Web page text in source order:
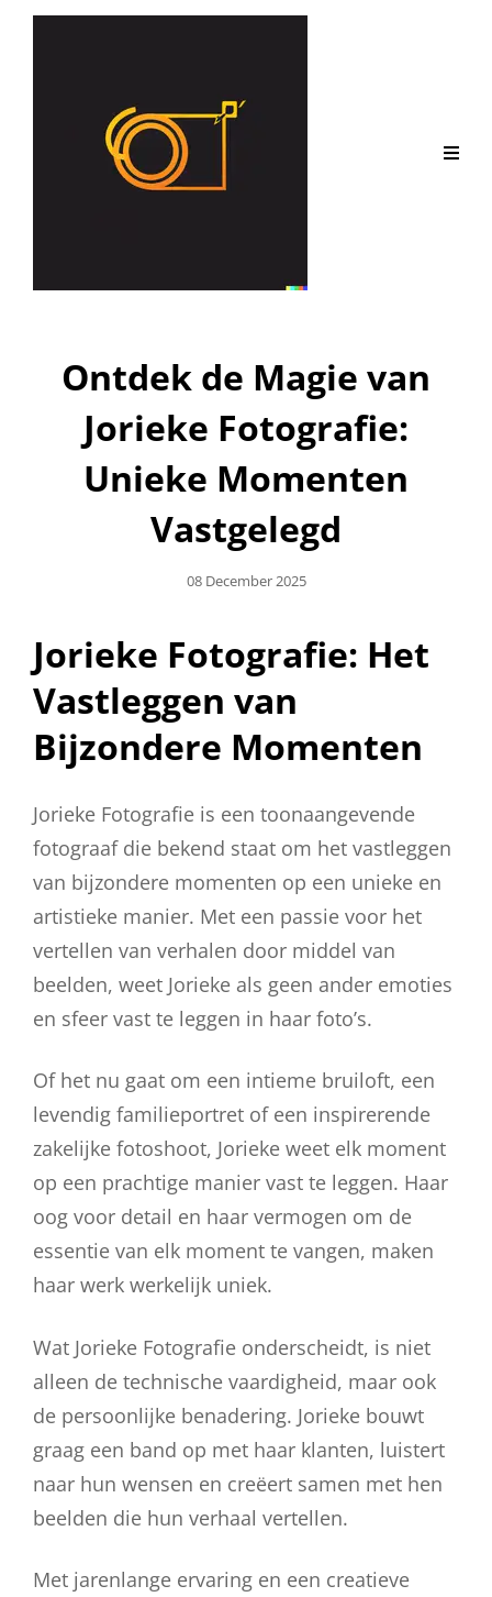
Ontdek de Magie van
Jorieke Fotografie:
Unieke Momenten
Vastgelegd
Geplaatst
08 December 2025
Jorieke Fotografie: Het
Vastleggen van
Bijzondere Momenten
Jorieke Fotografie is een toonaangevende
fotograaf die bekend staat om het vastleggen
van bijzondere momenten op een unieke en
artistieke manier. Met een passie voor het
vertellen van verhalen door middel van
beelden, weet Jorieke als geen ander emoties
en sfeer vast te leggen in haar foto’s.
Of het nu gaat om een intieme bruiloft, een
levendig familieportret of een inspirerende
zakelijke fotoshoot, Jorieke weet elk moment
op een prachtige manier vast te leggen. Haar
oog voor detail en haar vermogen om de
essentie van elk moment te vangen, maken
haar werk werkelijk uniek.
Wat Jorieke Fotografie onderscheidt, is niet
alleen de technische vaardigheid, maar ook
de persoonlijke benadering. Jorieke bouwt
graag een band op met haar klanten, luistert
naar hun wensen en creëert samen met hen
beelden die hun verhaal vertellen.
Met jarenlange ervaring en een creatieve